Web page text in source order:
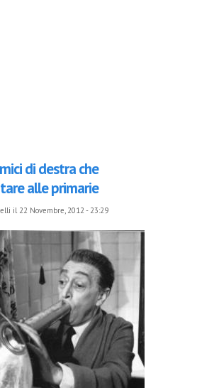
di destra che
alle primarie
il 22 Novembre, 2012 - 23:29